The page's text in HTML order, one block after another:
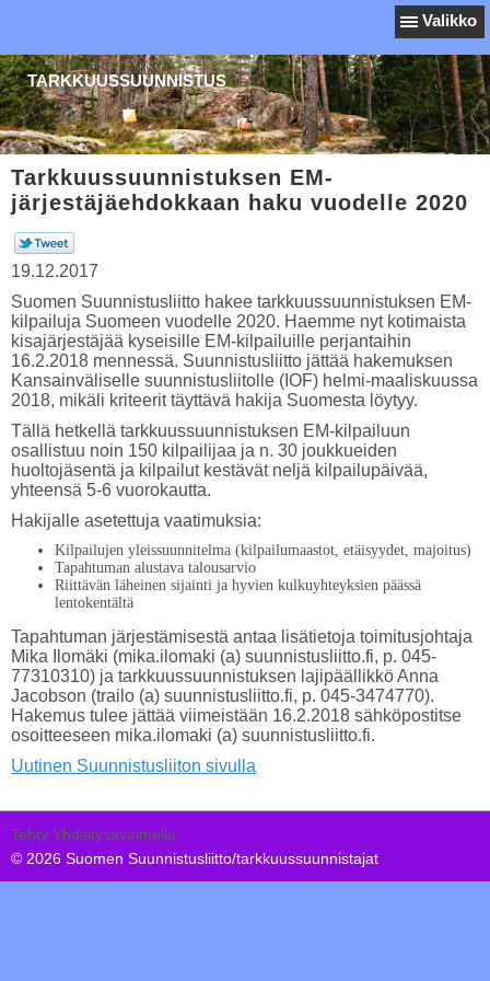
Valikko
TARKKUUSSUUNNISTUS
Tarkkuussuunnistuksen EM-
järjestäjäehdokkaan haku vuodelle 2020
19.12.2017
Suomen Suunnistusliitto hakee tarkkuussuunnistuksen EM-
kilpailuja Suomeen vuodelle 2020. Haemme nyt kotimaista
kisajärjestäjää kyseisille EM-kilpailuille perjantaihin
16.2.2018 mennessä. Suunnistusliitto jättää hakemuksen
Kansainväliselle suunnistusliitolle (IOF) helmi-maaliskuussa
2018, mikäli kriteerit täyttävä hakija Suomesta löytyy.
Tällä hetkellä tarkkuussuunnistuksen EM-kilpailuun
osallistuu noin 150 kilpailijaa ja n. 30 joukkueiden
huoltojäsentä ja kilpailut kestävät neljä kilpailupäivää,
yhteensä 5-6 vuorokautta.
Hakijalle asetettuja vaatimuksia:
Kilpailujen yleissuunnitelma (kilpailumaastot, etäisyydet, majoitus)
Tapahtuman alustava talousarvio
Riittävän läheinen sijainti ja hyvien kulkuyhteyksien päässä
lentokentältä
Tapahtuman järjestämisestä antaa lisätietoja toimitusjohtaja
Mika Ilomäki (mika.ilomaki (a) suunnistusliitto.fi, p. 045-
77310310) ja tarkkuussuunnistuksen lajipäällikkö Anna
Jacobson (trailo (a) suunnistusliitto.fi, p. 045-3474770).
Hakemus tulee jättää viimeistään 16.2.2018 sähköpostitse
osoitteeseen mika.ilomaki (a) suunnistusliitto.fi.
Uutinen Suunnistusliiton sivulla
Tehty Yhdistysavaimella
© 2026 Suomen Suunnistusliitto/tarkkuussuunnistajat